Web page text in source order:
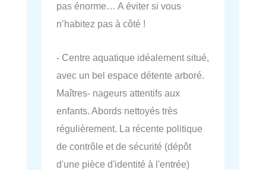
pas énorme… A éviter si vous
n’habitez pas à côté !
- Centre aquatique idéalement situé,
avec un bel espace détente arboré.
Maîtres- nageurs attentifs aux
enfants. Abords nettoyés très
régulièrement. La récente politique
de contrôle et de sécurité (dépôt
d'une pièce d'identité à l'entrée)